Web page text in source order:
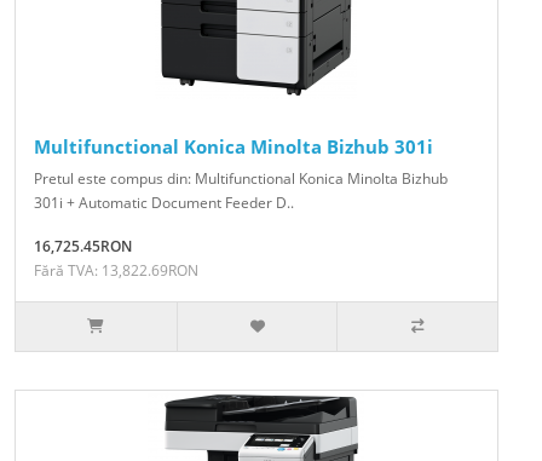
Multifunctional Konica Minolta Bizhub 301i
Pretul este compus din: Multifunctional Konica Minolta Bizhub
301i + Automatic Document Feeder D..
16,725.45RON
Fără TVA: 13,822.69RON